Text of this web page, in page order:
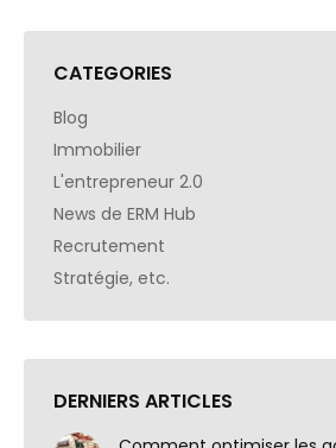
CATEGORIES
Blog
Immobilier
L'entrepreneur 2.0
News de ERM Hub
Recrutement
Stratégie, etc.
DERNIERS ARTICLES